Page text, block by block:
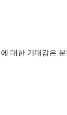
대한 기대감은